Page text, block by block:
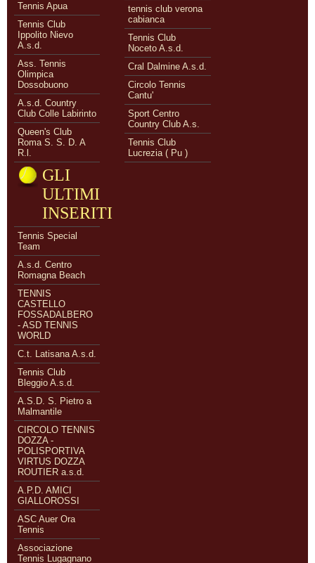
Tennis Apua
Tennis Club
Ippolito Nievo
A.s.d.
Ass. Tennis
Olimpica
Dossobuono
A.s.d. Country
Club Colle Labirinto
Queen's Club
Roma S. S. D. A
R.l.
tennis club verona
cabianca
Tennis Club
Noceto A.s.d.
Cral Dalmine A.s.d.
Circolo Tennis
Cantu'
Sport Centro
Country Club A.s.
Tennis Club
Lucrezia ( Pu )
GLI
ULTIMI
INSERITI
Tennis Special
Team
A.s.d. Centro
Romagna Beach
TENNIS
CASTELLO
FOSSADALBERO
- ASD TENNIS
WORLD
C.t. Latisana A.s.d.
Tennis Club
Bleggio A.s.d.
A.S.D. S. Pietro a
Malmantile
CIRCOLO TENNIS
DOZZA -
POLISPORTIVA
VIRTUS DOZZA
ROUTIER a.s.d.
A.P.D. AMICI
GIALLOROSSI
ASC Auer Ora
Tennis
Associazione
Tennis Lugagnano